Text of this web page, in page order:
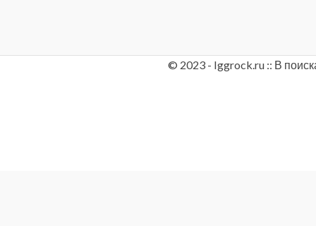
© 2023 - Iggrock.ru :: В